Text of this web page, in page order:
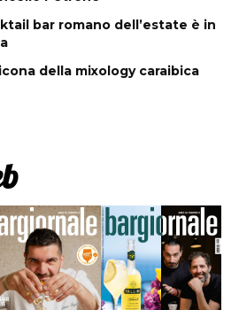
bar romano dell’estate è in
della mixology caraibica